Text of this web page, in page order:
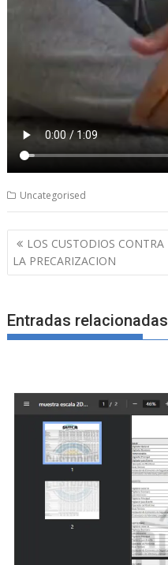
Uncategorised
Navegación
de
entradas
LOS CUSTODIOS CONTRA
LA PRECARIZACION
Entradas relacionadas